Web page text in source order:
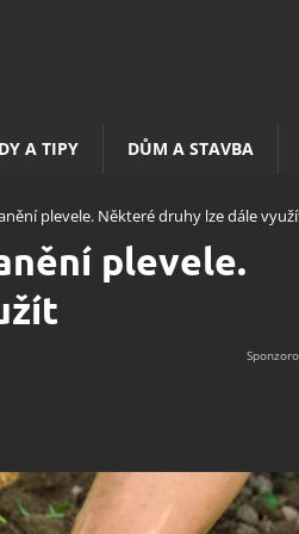
A TIPY DŮM A STAVBA
plevele. Některé druhy lze dále
plevele.